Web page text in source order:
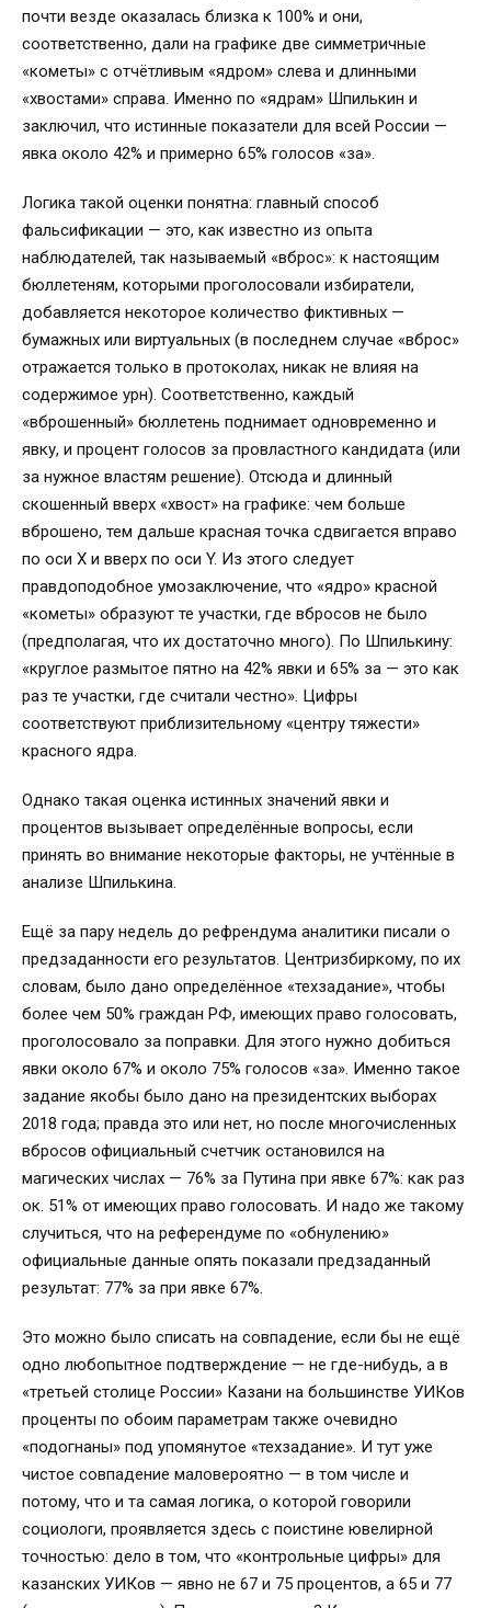
почти везде оказалась близка к 100% и они,
соответственно, дали на графике две симметричные
«кометы» с отчётливым «ядром» слева и длинными
«хвостами» справа. Именно по «ядрам» Шпилькин и
заключил, что истинные показатели для всей России —
явка около 42% и примерно 65% голосов «за».
Логика такой оценки понятна: главный способ
фальсификации — это, как известно из опыта
наблюдателей, так называемый «вброс»: к настоящим
бюллетеням, которыми проголосовали избиратели,
добавляется некоторое количество фиктивных —
бумажных или виртуальных (в последнем случае «вброс»
отражается только в протоколах, никак не влияя на
содержимое урн). Соответственно, каждый
«вброшенный» бюллетень поднимает одновременно и
явку, и процент голосов за провластного кандидата (или
за нужное властям решение). Отсюда и длинный
скошенный вверх «хвост» на графике: чем больше
вброшено, тем дальше красная точка сдвигается вправо
по оси Х и вверх по оси Y. Из этого следует
правдоподобное умозаключение, что «ядро» красной
«кометы» образуют те участки, где вбросов не было
(предполагая, что их достаточно много). По Шпилькину:
«круглое размытое пятно на 42% явки и 65% за — это как
раз те участки, где считали честно». Цифры
соответствуют приблизительному «центру тяжести»
красного ядра.
Однако такая оценка истинных значений явки и
процентов вызывает определённые вопросы, если
принять во внимание некоторые факторы, не учтённые в
анализе Шпилькина.
Ещё за пару недель до рефрендума аналитики писали о
предзаданности его результатов. Центризбиркому, по их
словам, было дано определённое «техзадание», чтобы
более чем 50% граждан РФ, имеющих право голосовать,
проголосовало за поправки. Для этого нужно добиться
явки около 67% и около 75% голосов «за». Именно такое
задание якобы было дано на президентских выборах
2018 года; правда это или нет, но после многочисленных
вбросов официальный счетчик остановился на
магических числах — 76% за Путина при явке 67%: как раз
ок. 51% от имеющих право голосовать. И надо же такому
случиться, что на референдуме по «обнулению»
официальные данные опять показали предзаданный
результат: 77% за при явке 67%.
Это можно было списать на совпадение, если бы не ещё
одно любопытное подтверждение — не где-нибудь, а в
«третьей столице России» Казани на большинстве УИКов
проценты по обоим параметрам также очевидно
«подогнаны» под упомянутое «техзадание». И тут уже
чистое совпадение маловероятно — в том числе и
потому, что и та самая логика, о которой говорили
социологи, проявляется здесь с поистине ювелирной
точностью: дело в том, что «контрольные цифры» для
казанских УИКов — явно не 67 и 75 процентов, а 65 и 77